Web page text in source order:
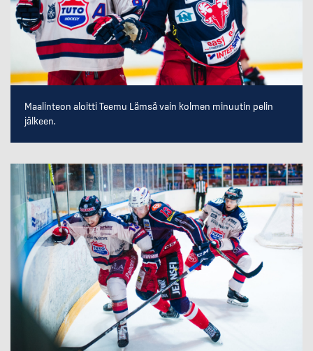
Maalinteon aloitti Teemu Lämsä vain kolmen minuutin pelin
jälkeen.